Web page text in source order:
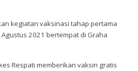
kegiatan vaksinasi tahap pertama
Agustus 2021 bertempat di Graha
Respati memberikan vaksin gratis